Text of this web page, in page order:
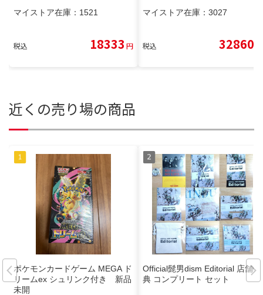
マイストア在庫： 1521
税込 18333 円
マイストア在庫： 3027
税込 32860
近くの売り場の商品
ポケモンカードゲーム MEGA ド
リームex シュリンク付き 新品
未開
Official髭男dism Editorial 店舗特
典 コンプリート セット